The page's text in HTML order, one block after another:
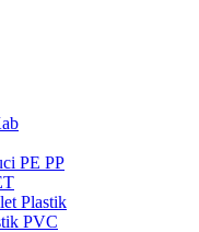
PE PP
Plastik
PVC